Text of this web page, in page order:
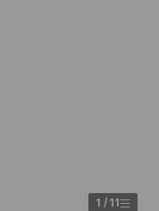
1 / 11